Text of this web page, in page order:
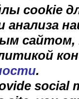
cookie
анализа
.
social